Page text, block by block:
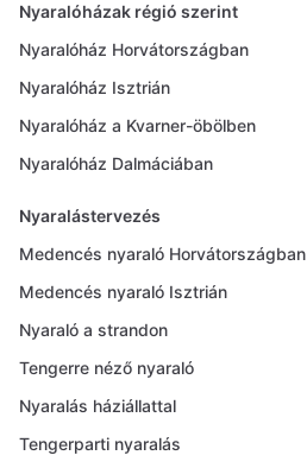
Nyaralóházak régió szerint
Nyaralóház Horvátországban
Nyaralóház Isztrián
Nyaralóház a Kvarner-öbölben
Nyaralóház Dalmáciában
Nyaralástervezés
Medencés nyaraló Horvátországban
Medencés nyaraló Isztrián
Nyaraló a strandon
Tengerre néző nyaraló
Nyaralás háziállattal
Tengerparti nyaralás